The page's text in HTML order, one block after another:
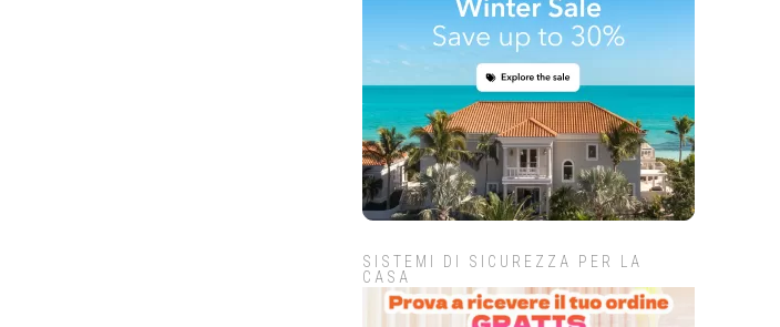
SISTEMI DI SICUREZZA PER LA
CASA